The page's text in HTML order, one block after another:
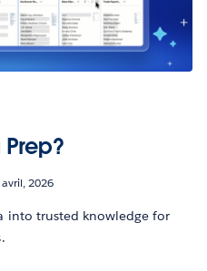
2026
into trusted knowledge for